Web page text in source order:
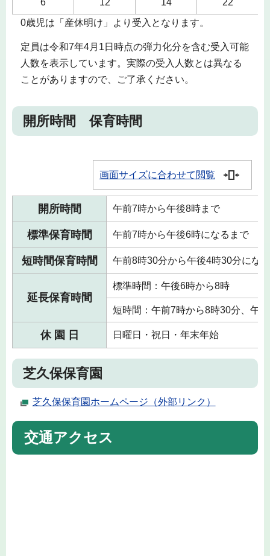
0歳児は「産休明け」より受入となります。
定員は令和7年4月1日時点の弾力化分を含む受入可能
人数を表示しています。実際の受入人数とは異なる
ことがありますので、ご了承ください。
開所時間 保育時間
画面サイズに合わせて閲覧
開所時間 午前7時から午後8時まで
標準保育時間 午前7時から午後6時になるまで
短時間保育時間 午前8時30分から午後4時30分にな
延長保育時間
標準時間：午後6時から8時
短時間：午前7時から8時30分、午
休 園 日 日曜日・祝日・年末年始
芝久保保育園
芝久保保育園ホームページ（外部リンク）
交通アクセス